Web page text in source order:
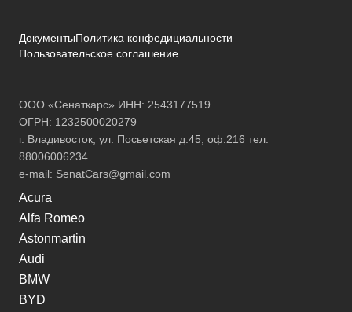
ДокументыПолитика конфедициальности
Пользовательское соглашение
ООО «Сенаткарс» ИНН: 2543177519
ОГРН: 1232500020279
г. Владивосток, ул. Посьетская д.45, оф.216 тел.
88006006234
e-mail: SenatCars@gmail.com
Acura
Alfa Romeo
Astonmartin
Audi
BMW
BYD